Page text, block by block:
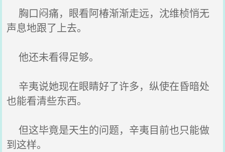
胸口闷痛，眼看阿椿渐渐走远，沈维桢悄无
声息地跟了上去。
他还未看得足够。
辛夷说她现在眼睛好了许多，纵使在昏暗处
也能看清些东西。
但这毕竟是天生的问题，辛夷目前也只能做
到这样。